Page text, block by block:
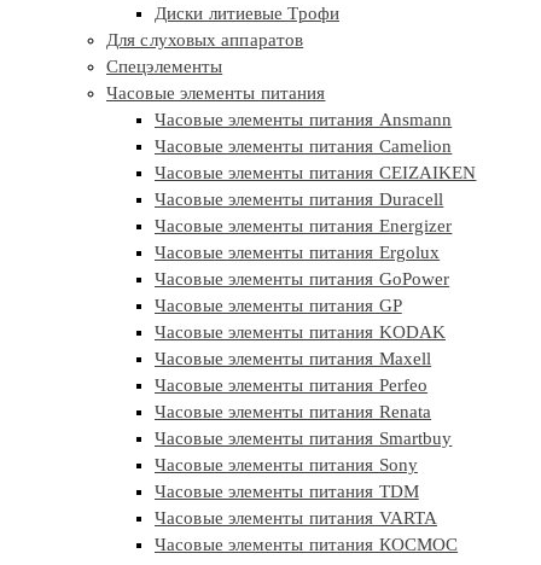
Диски литиевые Трофи
Для слуховых аппаратов
Спецэлементы
Часовые элементы питания
Часовые элементы питания Ansmann
Часовые элементы питания Camelion
Часовые элементы питания CEIZAIKEN
Часовые элементы питания Duracell
Часовые элементы питания Energizer
Часовые элементы питания Ergolux
Часовые элементы питания GoPower
Часовые элементы питания GP
Часовые элементы питания KODAK
Часовые элементы питания Maxell
Часовые элементы питания Perfeo
Часовые элементы питания Renata
Часовые элементы питания Smartbuy
Часовые элементы питания Sony
Часовые элементы питания TDM
Часовые элементы питания VARTA
Часовые элементы питания КОСМОС